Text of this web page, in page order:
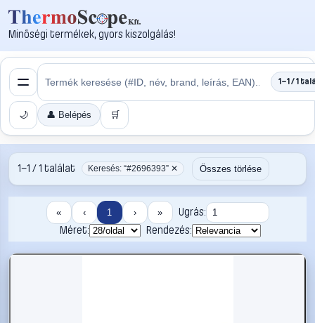
Minőségi termékek, gyors kiszolgálás!
1–1 / 1
🌙 👤 Belépés 🛒
1–1 / 1 találat Keresés: “#2696393” ✕ Összes törlése
« ‹ 1 › »
Ugrás:
Méret:
Rendezés: